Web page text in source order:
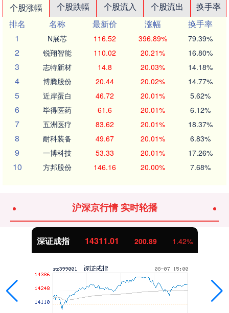
个股涨幅 个股跌幅 个股流入 个股流出
换手率
排名
名称 最新价 涨幅
换手率
1
N展芯 116.52 396.89% 79.39%
2 锐翔智能 110.02 20.21% 16.80%
3 志特新材 14.8 20.03% 14.18%
4 博腾股份 20.44 20.02% 14.77%
5 近岸蛋白 46.72 20.01% 5.62%
6 毕得医药 61.6 20.01% 6.12%
7 五洲医疗 83.62 20.01% 18.37%
8 耐科装备 49.67 20.01% 6.83%
9 一博科技 53.33 20.01% 17.26%
10 方邦股份 146.16 20.00% 7.68%
沪深京行情 实时轮播
沪深300 4694.44 43.13 0.93%